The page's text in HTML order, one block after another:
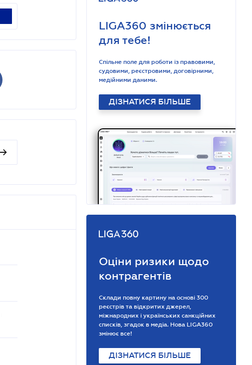
LIGA360 змінюється
для тебе!
Спільне поле для роботи із правовими,
судовими, реєстровими, договірними,
медійними даними.
ДІЗНАТИСЯ БІЛЬШЕ
Оціни ризики щодо
контрагентів
Склади повну картину на основі 300
реєстрів та відкритих джерел,
міжнародних і українських санкційних
списків, згадок в медіа. Нова LIGA360
змінює все!
ДІЗНАТИСЯ БІЛЬШЕ